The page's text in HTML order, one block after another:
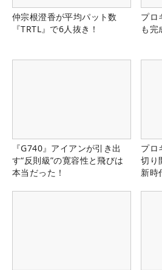
仲宗根澄香が平均パット数
『TRTL』で6人抜き！
プロ
も完
『G740』アイアンが引き出
す“反則級”の寛容性と飛びは
本当だった！
プロ
切り
新時